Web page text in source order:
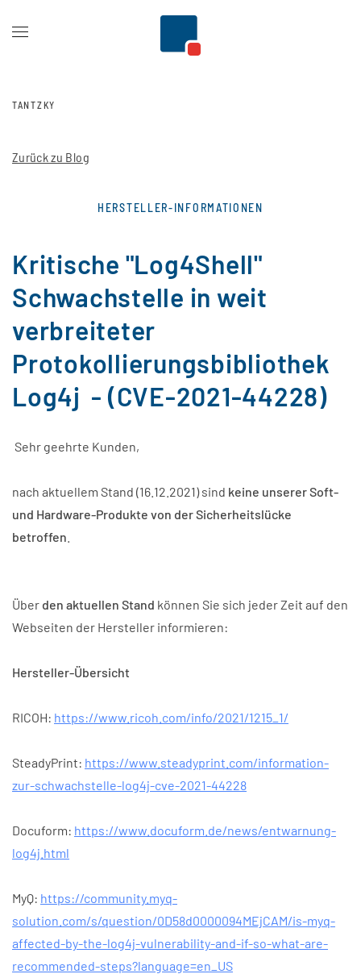
TANTZKY
Zurück zu Blog
HERSTELLER-INFORMATIONEN
Kritische "Log4Shell"
Schwachstelle in weit
verbreiteter
Protokollierungsbibliothek
Log4j - (CVE-2021-44228)
Sehr geehrte Kunden,
nach aktuellem Stand (16.12.2021) sind keine unserer Soft-
und Hardware-Produkte von der Sicherheitslücke
betroffen
Über den aktuellen Stand können Sie sich jeder Zeit auf den
Webseiten der Hersteller informieren:
Hersteller-Übersicht
RICOH: https://www.ricoh.com/info/2021/1215_1/
SteadyPrint: https://www.steadyprint.com/information-
zur-schwachstelle-log4j-cve-2021-44228
Docuform: https://www.docuform.de/news/entwarnung-
log4j.html
MyQ: https://community.myq-
solution.com/s/question/0D58d0000094MEjCAM/is-myq-
affected-by-the-log4j-vulnerability-and-if-so-what-are-
recommended-steps?language=en_US